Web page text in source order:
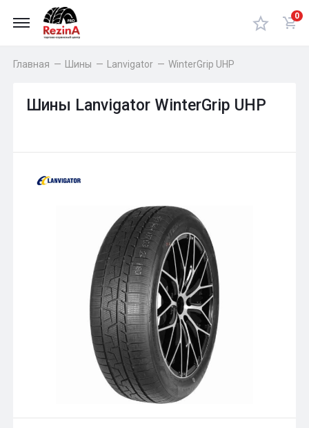
0
Главная — Шины — Lanvigator — WinterGrip UHP
Шины Lanvigator WinterGrip UHP